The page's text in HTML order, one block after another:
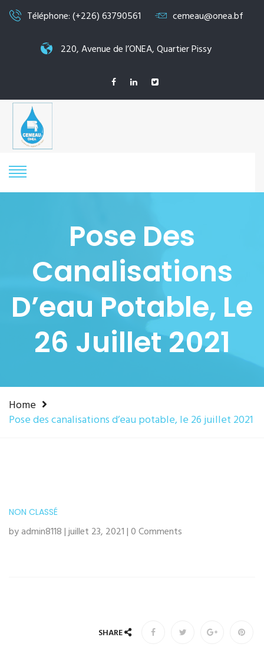
Téléphone: (+226) 63790561 cemeau@onea.bf
220, Avenue de l’ONEA, Quartier Pissy
Pose Des
Canalisations
D’eau Potable, Le
26 Juillet 2021
Home
Pose des canalisations d’eau potable, le 26 juillet 2021
NON CLASSÉ
by admin8118 | juillet 23, 2021 | 0 Comments
SHARE